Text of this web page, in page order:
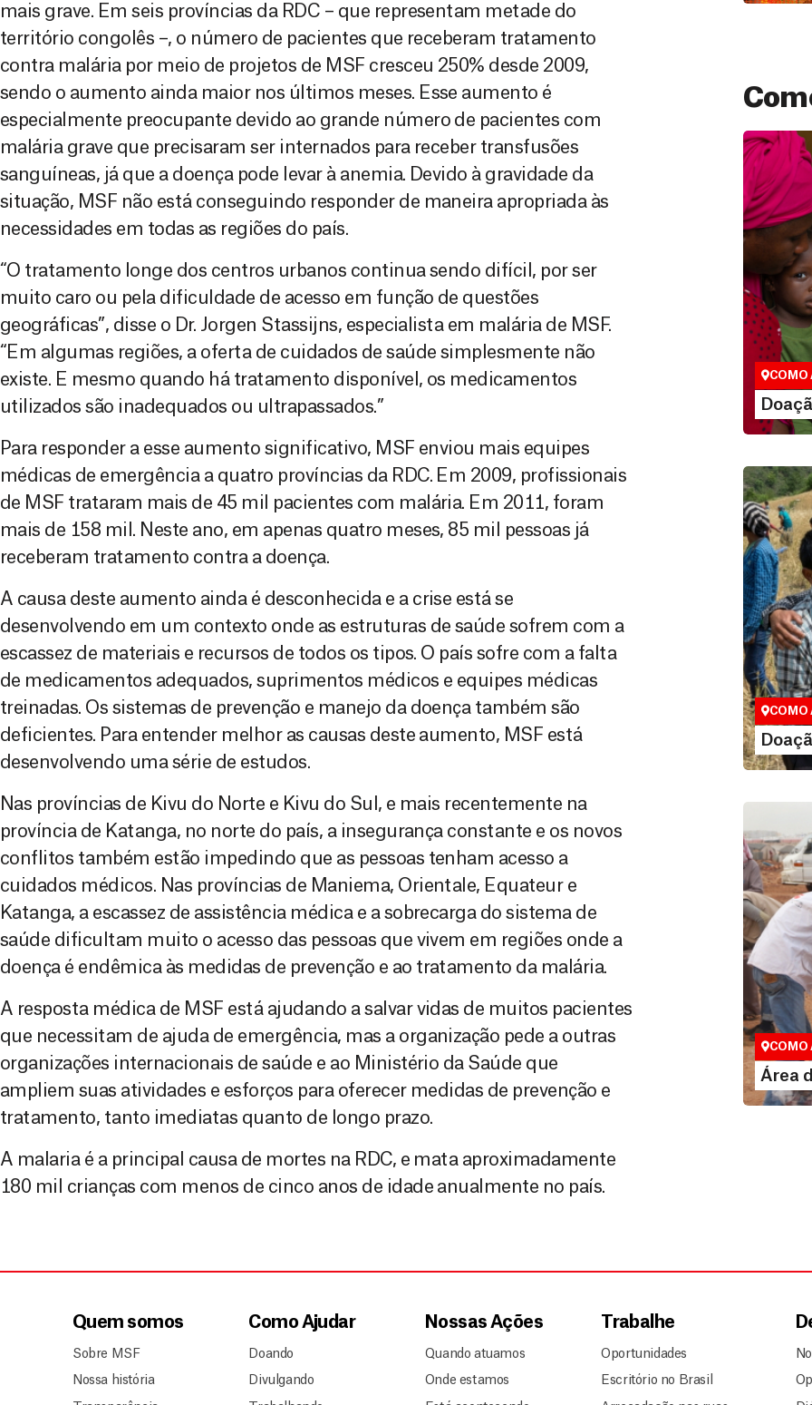
mais grave. Em seis províncias da RDC – que representam metade do
território congolês –, o número de pacientes que receberam tratamento
contra malária por meio de projetos de MSF cresceu 250% desde 2009,
sendo o aumento ainda maior nos últimos meses. Esse aumento é
especialmente preocupante devido ao grande número de pacientes com
malária grave que precisaram ser internados para receber transfusões
sanguíneas, já que a doença pode levar à anemia. Devido à gravidade da
situação, MSF não está conseguindo responder de maneira apropriada às
necessidades em todas as regiões do país.
“O tratamento longe dos centros urbanos continua sendo difícil, por ser
muito caro ou pela dificuldade de acesso em função de questões
geográficas”, disse o Dr. Jorgen Stassijns, especialista em malária de MSF.
“Em algumas regiões, a oferta de cuidados de saúde simplesmente não
existe. E mesmo quando há tratamento disponível, os medicamentos
utilizados são inadequados ou ultrapassados.”
Para responder a esse aumento significativo, MSF enviou mais equipes
médicas de emergência a quatro províncias da RDC. Em 2009, profissionais
de MSF trataram mais de 45 mil pacientes com malária. Em 2011, foram
mais de 158 mil. Neste ano, em apenas quatro meses, 85 mil pessoas já
receberam tratamento contra a doença.
A causa deste aumento ainda é desconhecida e a crise está se
desenvolvendo em um contexto onde as estruturas de saúde sofrem com a
escassez de materiais e recursos de todos os tipos. O país sofre com a falta
de medicamentos adequados, suprimentos médicos e equipes médicas
treinadas. Os sistemas de prevenção e manejo da doença também são
deficientes. Para entender melhor as causas deste aumento, MSF está
desenvolvendo uma série de estudos.
Nas províncias de Kivu do Norte e Kivu do Sul, e mais recentemente na
província de Katanga, no norte do país, a insegurança constante e os novos
conflitos também estão impedindo que as pessoas tenham acesso a
cuidados médicos. Nas províncias de Maniema, Orientale, Equateur e
Katanga, a escassez de assistência médica e a sobrecarga do sistema de
saúde dificultam muito o acesso das pessoas que vivem em regiões onde a
doença é endêmica às medidas de prevenção e ao tratamento da malária.
A resposta médica de MSF está ajudando a salvar vidas de muitos pacientes
que necessitam de ajuda de emergência, mas a organização pede a outras
organizações internacionais de saúde e ao Ministério da Saúde que
ampliem suas atividades e esforços para oferecer medidas de prevenção e
tratamento, tanto imediatas quanto de longo prazo.
A malaria é a principal causa de mortes na RDC, e mata aproximadamente
180 mil crianças com menos de cinco anos de idade anualmente no país.
Doação
São as
que nos
vidas em
COMO
Você
maneiras,
valor que
COMO
Área
Espaço
COMO
Área
Quem somos
Sobre MSF
Nossa história
Como Ajudar
Doando
Divulgando
Nossas Ações
Quando atuamos
Onde estamos
Trabalhe
Oportunidades
Escritório no Brasil